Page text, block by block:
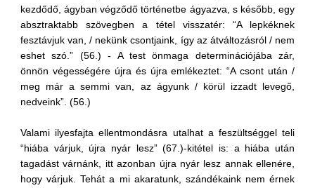
kezdődő, ágyban végződő történetbe ágyazva, s később, egy
absztraktabb szövegben a tétel visszatér: “A lepkéknek
fesztávjuk van, / nekünk csontjaink, így az átváltozásról / nem
eshet szó.” (56.) - A test önmaga determinációjába zár,
önnön végességére újra és újra emlékeztet: “A csont után /
meg már a semmi van, az ágyunk / körül izzadt levegő,
nedveink”. (56.)
Valami ilyesfajta ellentmondásra utalhat a feszültséggel teli
“hiába várjuk, újra nyár lesz” (67.)-kitétel is: a hiába után
tagadást várnánk, itt azonban újra nyár lesz annak ellenére,
hogy várjuk. Tehát a mi akaratunk, szándékaink nem érnek